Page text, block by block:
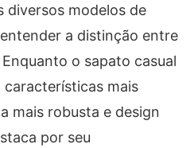
diversos modelos de
a distinção entre
o sapato casual
mais
mais robusta e design
por seu